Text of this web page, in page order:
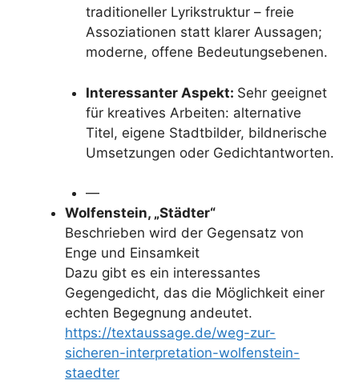
traditioneller Lyrikstruktur – freie
Assoziationen statt klarer Aussagen;
moderne, offene Bedeutungsebenen.
Interessanter Aspekt: Sehr geeignet
für kreatives Arbeiten: alternative
Titel, eigene Stadtbilder, bildnerische
Umsetzungen oder Gedichtantworten.
—
Wolfenstein, „Städter“
Beschrieben wird der Gegensatz von
Enge und Einsamkeit
Dazu gibt es ein interessantes
Gegengedicht, das die Möglichkeit einer
echten Begegnung andeutet.
https://textaussage.de/weg-zur-
sicheren-interpretation-wolfenstein-
staedter